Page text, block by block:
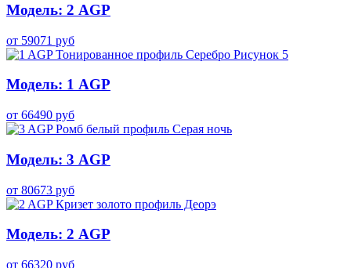
Модель: 2 AGP
от 59071 руб
Модель: 1 AGP
от 66490 руб
Модель: 3 AGP
от 80673 руб
Модель: 2 AGP
от 66320 руб